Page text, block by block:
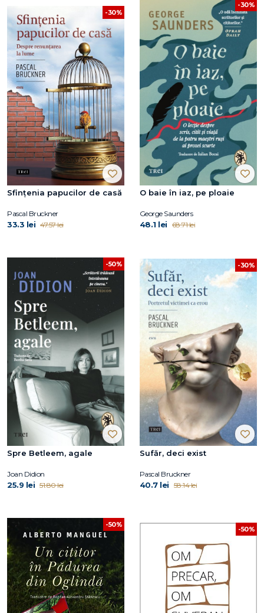
-30%
Sfințenia papucilor de casă
Pascal Bruckner
33.3 lei 47.57 lei
-30%
O baie în iaz, pe ploaie
George Saunders
48.1 lei 68.71 lei
-50%
Spre Betleem, agale
Joan Didion
25.9 lei 51.80 lei
-30%
Sufăr, deci exist
Pascal Bruckner
40.7 lei 58.14 lei
-50%
-50%